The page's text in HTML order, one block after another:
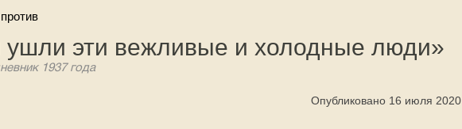
ушли эти вежливые и холодные люди»
1937 года
Опубликовано 16 июля 2020